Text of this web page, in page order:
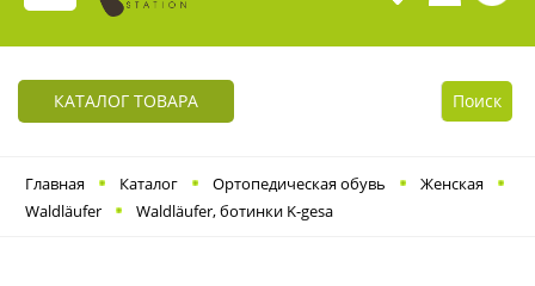
КАТАЛОГ ТОВАРА Поиск
Главная Каталог Ортопедическая обувь
Женская
Waldläufer
Waldläufer, ботинки K-gesa